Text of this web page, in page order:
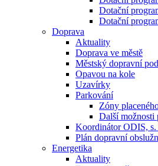
Dotační
Dotační
Doprava
Aktuality
Doprava ve městě
Městský dopravní
Opavou na kole
Uzavírky
Parkování
Zóny
Další možnosti
Koordinátor ODIS, s.
Plán dopravní
Energetika
Aktuality